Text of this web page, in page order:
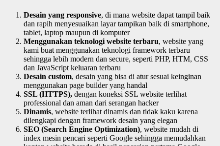
Desain yang responsive, di mana website dapat tampil baik
dan rapih menyesuaikan layar tampikan baik di smartphone,
tablet, laptop maupun di komputer
Menggunakan teknologi website terbaru, website yang
kami buat menggunakan teknologi framework terbaru
sehingga lebih modern dan secure, seperti PHP, HTM, CSS
dan JavaScript keluaran terbaru
Desain custom, desain yang bisa di atur sesuai keinginan
menggunakan page builder yang handal
SSL (HTTPS), dengan koneksi SSL website terlihat
professional dan aman dari serangan hacker
Dinamis, website terlihat dinamis dan tidak kaku karena
dilengkapi dengan framework desain yang elegan
SEO (Search Engine Optimization), website mudah di
index mesin pencari seperti Google sehingga memudahkan